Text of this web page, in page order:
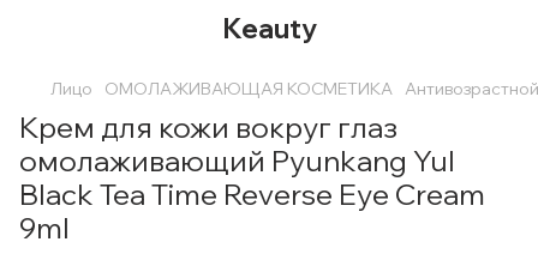
Keauty
Лицо ОМОЛАЖИВАЮЩАЯ КОСМЕТИКА
Крем для кожи вокруг глаз
омолаживающий Pyunkang Yul
Black Tea Time Reverse Eye Cream
9ml